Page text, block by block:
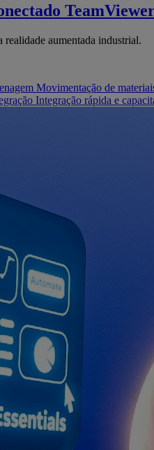
aumentada industrial.
Movimentação de
Integração rápida e